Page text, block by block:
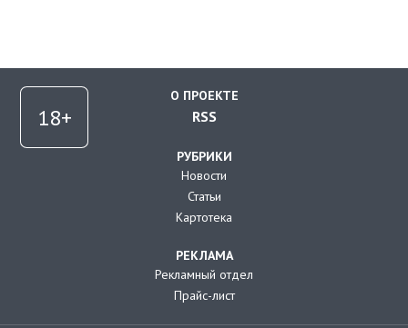
О ПРОЕКТЕ
RSS
РУБРИКИ
Новости
Статьи
Картотека
РЕКЛАМА
Рекламный отдел
Прайс-лист